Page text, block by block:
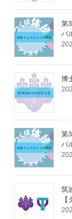
第
バ
博
第
バ
筑